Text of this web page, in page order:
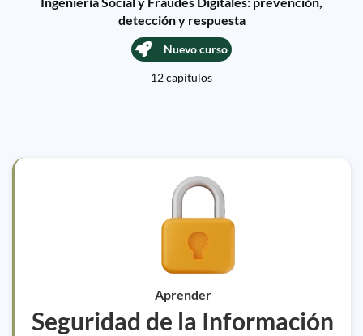
detección y respuesta
Nuevo curso
12 capítulos
Aprender
Seguridad de la Información